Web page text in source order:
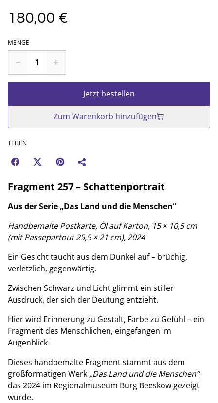
180,00 €
MENGE
Jetzt bestellen
Zum Warenkorb hinzufügen
TEILEN
Fragment 257 – Schattenportrait
Aus der Serie „Das Land und die Menschen“
Handbemalte Postkarte, Öl auf Karton, 15 × 10,5 cm
(mit Passepartout 25,5 × 21 cm), 2024
Ein Gesicht taucht aus dem Dunkel auf – brüchig,
verletzlich, gegenwärtig.
Zwischen Schwarz und Licht glimmt ein stiller
Ausdruck, der sich der Deutung entzieht.
Hier wird Erinnerung zu Gestalt, Farbe zu Gefühl – ein
Fragment des Menschlichen, eingefangen im
Augenblick.
Dieses handbemalte Fragment stammt aus dem
großformatigen Werk „Das Land und die Menschen“,
das 2024 im Regionalmuseum Burg Beeskow gezeigt
wurde.